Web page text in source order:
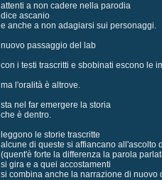
attenti a non cadere nella parodia
dice ascanio
e anche a non adagiarsi sui personaggi.
nuovo passaggio del lab
con i testi trascritti e sbobinati escono le
ma l'oralità è altrove.
sta nel far emergere la storia
che è dentro.
leggono le storie trascritte
alcune di queste si affiancano all'ascolto
(quent'è forte la differenza la parola
si gira e a quei accostamenti
si combina anche la narrazione di nuovo